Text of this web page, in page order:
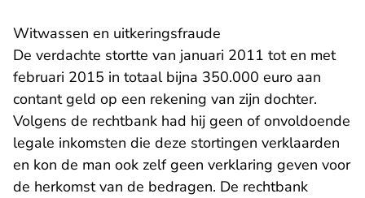
Witwassen en uitkeringsfraude
De verdachte stortte van januari 2011 tot en met
februari 2015 in totaal bijna 350.000 euro aan
contant geld op een rekening van zijn dochter.
Volgens de rechtbank had hij geen of onvoldoende
legale inkomsten die deze stortingen verklaarden
en kon de man ook zelf geen verklaring geven voor
de herkomst van de bedragen. De rechtbank